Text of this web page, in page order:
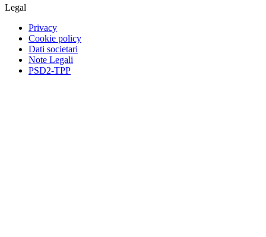
Legal
Privacy
Cookie policy
Dati societari
Note Legali
PSD2-TPP